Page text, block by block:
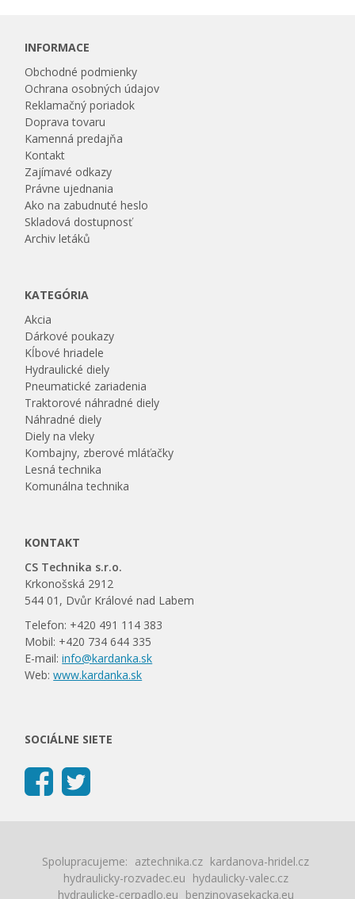
INFORMACE
Obchodné podmienky
Ochrana osobných údajov
Reklamačný poriadok
Doprava tovaru
Kamenná predajňa
Kontakt
Zajímavé odkazy
Právne ujednania
Ako na zabudnuté heslo
Skladová dostupnosť
Archiv letáků
KATEGÓRIA
Akcia
Dárkové poukazy
Kĺbové hriadele
Hydraulické diely
Pneumatické zariadenia
Traktorové náhradné diely
Náhradné diely
Diely na vleky
Kombajny, zberové mláťačky
Lesná technika
Komunálna technika
KONTAKT
CS Technika s.r.o.
Krkonošská 2912
544 01, Dvůr Králové nad Labem
Telefon: +420 491 114 383
Mobil: +420 734 644 335
E-mail:info@kardanka.sk
Web:www.kardanka.sk
SOCIÁLNE SIETE
Spolupracujeme: aztechnika.cz kardanova-hridel.cz
hydraulicky-rozvadec.eu hydaulicky-valec.cz
hydraulicke-cerpadlo.eu benzinovasekacka.eu